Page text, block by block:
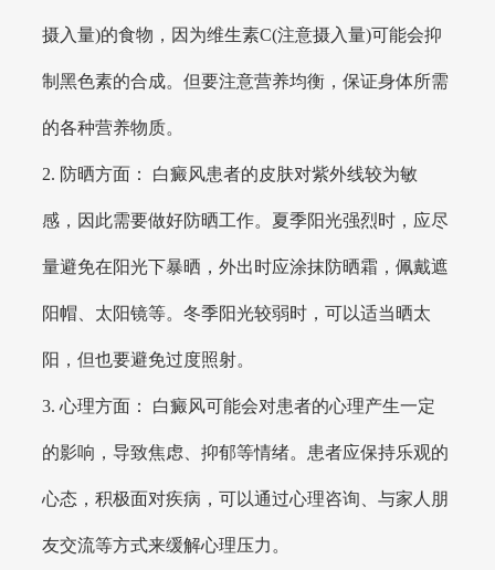
摄入量)的食物，因为维生素C(注意摄入量)可能会抑
制黑色素的合成。但要注意营养均衡，保证身体所需
的各种营养物质。
2. 防晒方面： 白癜风患者的皮肤对紫外线较为敏
感，因此需要做好防晒工作。夏季阳光强烈时，应尽
量避免在阳光下暴晒，外出时应涂抹防晒霜，佩戴遮
阳帽、太阳镜等。冬季阳光较弱时，可以适当晒太
阳，但也要避免过度照射。
3. 心理方面： 白癜风可能会对患者的心理产生一定
的影响，导致焦虑、抑郁等情绪。患者应保持乐观的
心态，积极面对疾病，可以通过心理咨询、与家人朋
友交流等方式来缓解心理压力。